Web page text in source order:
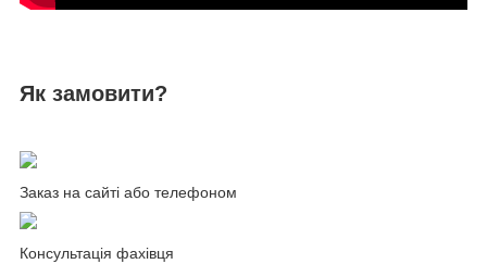
Як замовити?
Заказ на сайті або телефоном
Консультація фахівця